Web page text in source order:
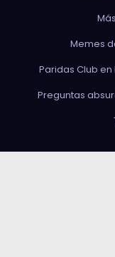
Memes
Paridas Club
Preguntas